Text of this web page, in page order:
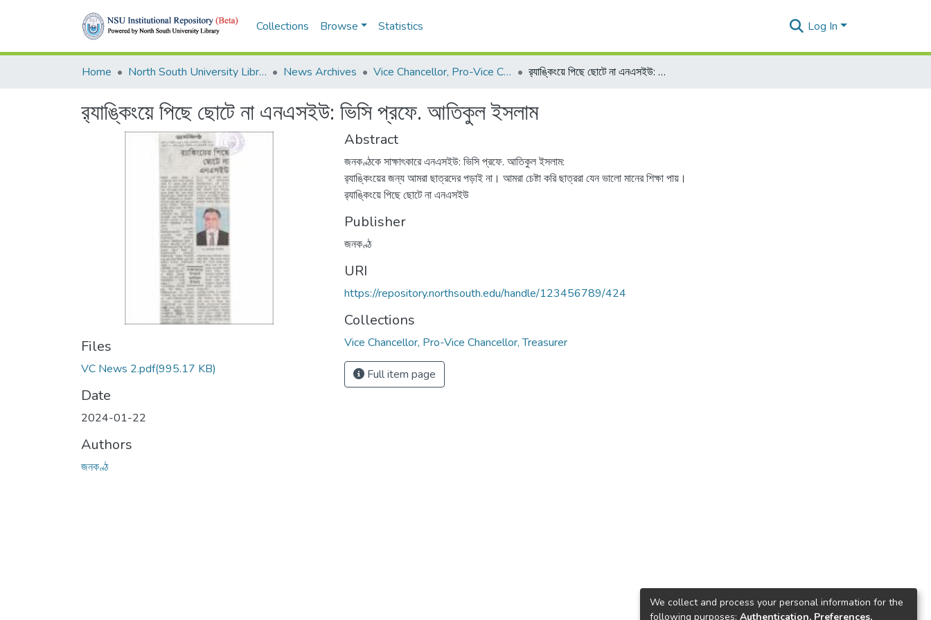
Collections Browse Statistics Log In
Home North South University Library News Archives Vice Chancellor, Pro-Vice Chancellor, Treasurer র‍্যাঙ্কিংয়ে পিছে ছোটে না এনএসইউ: ভিসি প্রফে. আতিকুল ইসলাম
র‍্যাঙ্কিংয়ে পিছে ছোটে না এনএসইউ: ভিসি প্রফে. আতিকুল ইসলাম
Files
VC News 2.pdf(995.17 KB)
Date
2024-01-22
Authors
জনকণ্ঠ
Abstract
জনকণ্ঠকে সাক্ষাৎকারে এনএসইউ: ভিসি প্রফে. আতিকুল ইসলাম:
র‍্যাঙ্কিংয়ের জন্য আমরা ছাত্রদের পড়াই না। আমরা চেষ্টা করি ছাত্ররা যেন ভালো মানের শিক্ষা পায়।
র‍্যাঙ্কিংয়ে পিছে ছোটে না এনএসইউ
Publisher
জনকণ্ঠ
URI
https://repository.northsouth.edu/handle/123456789/424
Collections
Vice Chancellor, Pro-Vice Chancellor, Treasurer
Full item page
We collect and process your personal information for the
following purposes: Authentication, Preferences,